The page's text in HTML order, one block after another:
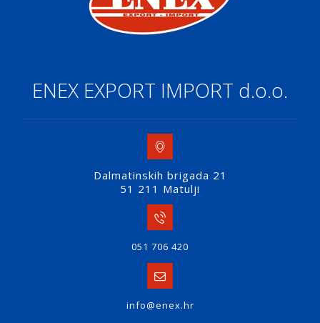
ENEX EXPORT IMPORT d.o.o.
Dalmatinskih brigada 21
51 211 Matulji
051 706 420
info@enex.hr